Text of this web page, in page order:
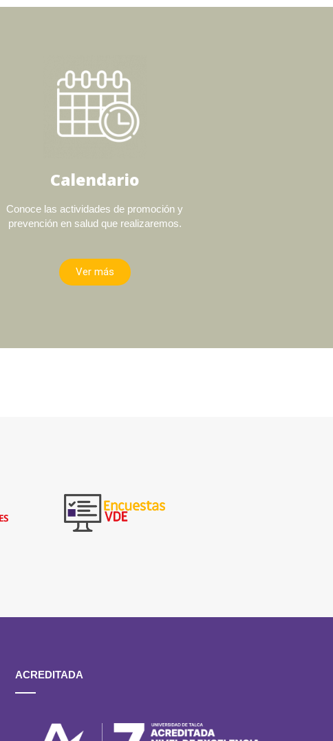
Calendario
Conoce las actividades de promoción y
prevención en salud que realizaremos.
Ver más
ACREDITADA